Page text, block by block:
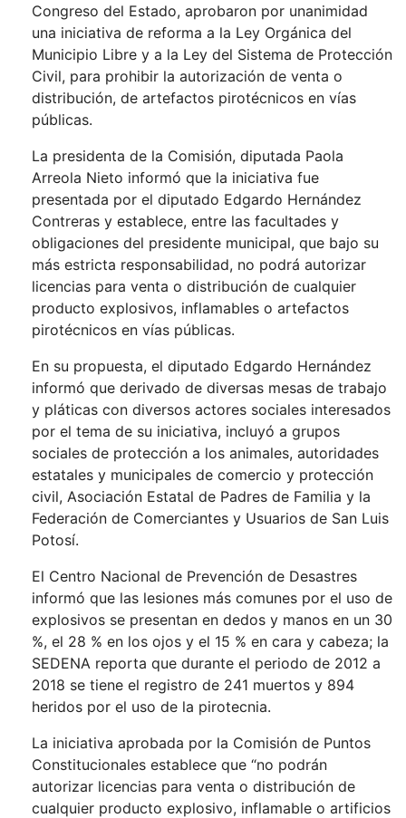
Congreso del Estado, aprobaron por unanimidad
una iniciativa de reforma a la Ley Orgánica del
Municipio Libre y a la Ley del Sistema de Protección
Civil, para prohibir la autorización de venta o
distribución, de artefactos pirotécnicos en vías
públicas.
La presidenta de la Comisión, diputada Paola
Arreola Nieto informó que la iniciativa fue
presentada por el diputado Edgardo Hernández
Contreras y establece, entre las facultades y
obligaciones del presidente municipal, que bajo su
más estricta responsabilidad, no podrá autorizar
licencias para venta o distribución de cualquier
producto explosivos, inflamables o artefactos
pirotécnicos en vías públicas.
En su propuesta, el diputado Edgardo Hernández
informó que derivado de diversas mesas de trabajo
y pláticas con diversos actores sociales interesados
por el tema de su iniciativa, incluyó a grupos
sociales de protección a los animales, autoridades
estatales y municipales de comercio y protección
civil, Asociación Estatal de Padres de Familia y la
Federación de Comerciantes y Usuarios de San Luis
Potosí.
El Centro Nacional de Prevención de Desastres
informó que las lesiones más comunes por el uso de
explosivos se presentan en dedos y manos en un 30
%, el 28 % en los ojos y el 15 % en cara y cabeza; la
SEDENA reporta que durante el periodo de 2012 a
2018 se tiene el registro de 241 muertos y 894
heridos por el uso de la pirotecnia.
La iniciativa aprobada por la Comisión de Puntos
Constitucionales establece que “no podrán
autorizar licencias para venta o distribución de
cualquier producto explosivo, inflamable o artificios